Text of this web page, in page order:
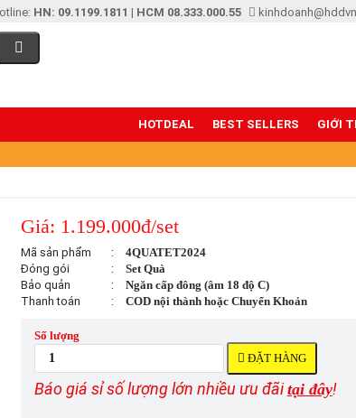
HN: 09.1199.1811 | HCM 08.333.000.55
HOTDEAL BEST SELLERS GIỚI
Giá: 1.199.000đ/set
Mã sản phẩm :
4QUATET2024
Đóng gói
:
Set Quà
Bảo quản
:
Ngăn cấp đông (âm 18 độ C)
Thanh toán
: COD nội thành hoặc Chuyển Khoản
Số lượng
ĐẶT HÀNG
Báo giá sỉ số lượng lớn nhiều ưu đãitại đây!